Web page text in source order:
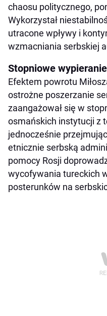
chaosu politycznego,
Wykorzystał
utracone wpływy i
wzmacniania serbskiej
Stopniowe
Efektem powrotu
ostrożne poszerzanie
zaangażował się w
osmańskich instytucji z
jednocześnie
etnicznie serbską
pomocy Rosji
wycofywania tureckich
posterunków na